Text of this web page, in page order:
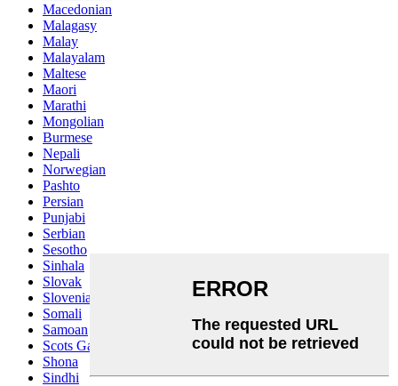
Macedonian
Malagasy
Malay
Malayalam
Maltese
Maori
Marathi
Mongolian
Burmese
Nepali
Norwegian
Pashto
Persian
Punjabi
Serbian
Sesotho
Sinhala
Slovak
Slovenian
Somali
Samoan
Scots Gaelic
Shona
Sindhi